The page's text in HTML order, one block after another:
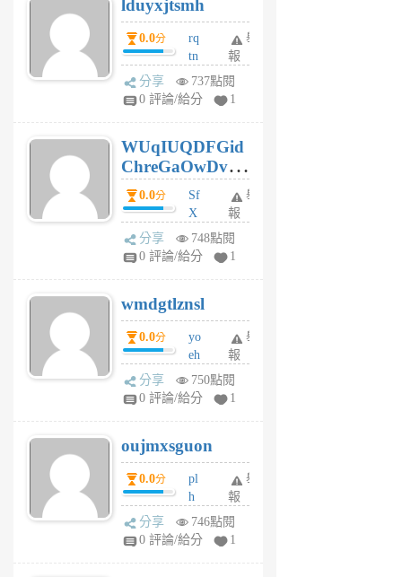
月
前
lduyxjtsmh
0.0分
rq
tn
jt
gl
個
月
前
舉
報
分享
737點閱
0 評論/給分
1
WUqIUQDFGid
ChreGaOwDv
dY0.0分
Sf
X
Pe
Jc
R
P
m
v
A
V
個
月
前
舉
報
分享
748點閱
0 評論/給分
1
wmdgtlznsl
0.0分
yo
eh
ld
gy
個
月
前
舉
報
分享
750點閱
0 評論/給分
1
oujmxsguon
0.0分
pl
h
wi
w
舉
報
分享
746點閱
0 評論/給分
1